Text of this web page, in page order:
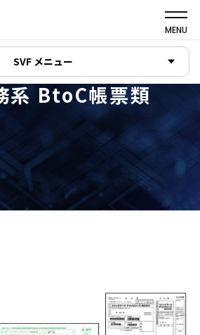
MENU
SVF メニュー
系 BtoC帳票類